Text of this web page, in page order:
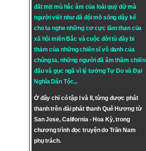
đất mịt mù hắc ám của loài quỷ dữ mà
người viết như đã đội mồ sống dậy kể
cho ta nghe những cơ cực lầm than của
xã hội miền Bắc và cuộc đời tù đày bi
thảm của những chiến sĩ vô danh của
chúng ta, những người đã âm thầm chiến
đấu và gục ngã vì lý tưởngTự DovàĐại
Nghĩa Dân Tộc...
Ở đây chỉ có tập I và II, từng được phát
thanh trên đài phát thanh Quê Hương từ
San Jose, California - Hoa Kỳ, trong
chương trình đọc truyện do Trần Nam
phụ trách.